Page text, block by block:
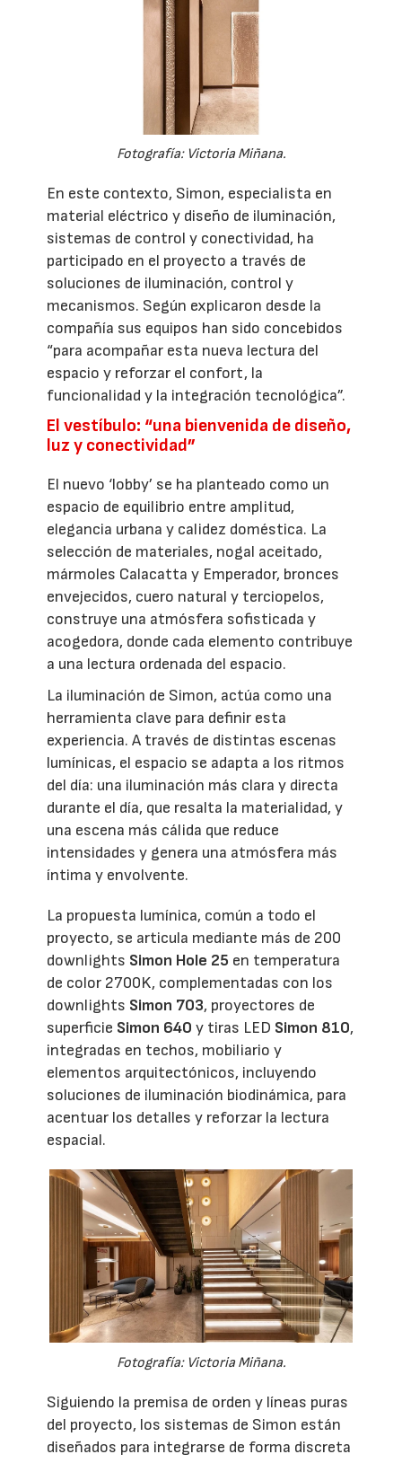
Fotografía: Victoria Miñana.
En este contexto, Simon, especialista en
material eléctrico y diseño de iluminación,
sistemas de control y conectividad, ha
participado en el proyecto a través de
soluciones de iluminación, control y
mecanismos. Según explicaron desde la
compañía sus equipos han sido concebidos
“para acompañar esta nueva lectura del
espacio y reforzar el confort, la
funcionalidad y la integración tecnológica”.
El vestíbulo: “una bienvenida de diseño,
luz y conectividad”
El nuevo ‘lobby’ se ha planteado como un
espacio de equilibrio entre amplitud,
elegancia urbana y calidez doméstica. La
selección de materiales, nogal aceitado,
mármoles Calacatta y Emperador, bronces
envejecidos, cuero natural y terciopelos,
construye una atmósfera sofisticada y
acogedora, donde cada elemento contribuye
a una lectura ordenada del espacio.
La iluminación de Simon, actúa como una
herramienta clave para definir esta
experiencia. A través de distintas escenas
lumínicas, el espacio se adapta a los ritmos
del día: una iluminación más clara y directa
durante el día, que resalta la materialidad, y
una escena más cálida que reduce
intensidades y genera una atmósfera más
íntima y envolvente.
La propuesta lumínica, común a todo el
proyecto, se articula mediante más de 200
downlights Simon Hole 25 en temperatura
de color 2700K, complementadas con los
downlights Simon 703, proyectores de
superficie Simon 640 y tiras LED Simon 810,
integradas en techos, mobiliario y
elementos arquitectónicos, incluyendo
soluciones de iluminación biodinámica, para
acentuar los detalles y reforzar la lectura
espacial.
Fotografía: Victoria Miñana.
Siguiendo la premisa de orden y líneas puras
del proyecto, los sistemas de Simon están
diseñados para integrarse de forma discreta